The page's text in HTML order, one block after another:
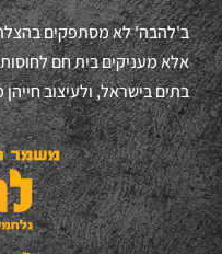
ב'להבה' לא מסתפקים
אלא מעניקים בית חם
בתים בישראל, ולעיצוב